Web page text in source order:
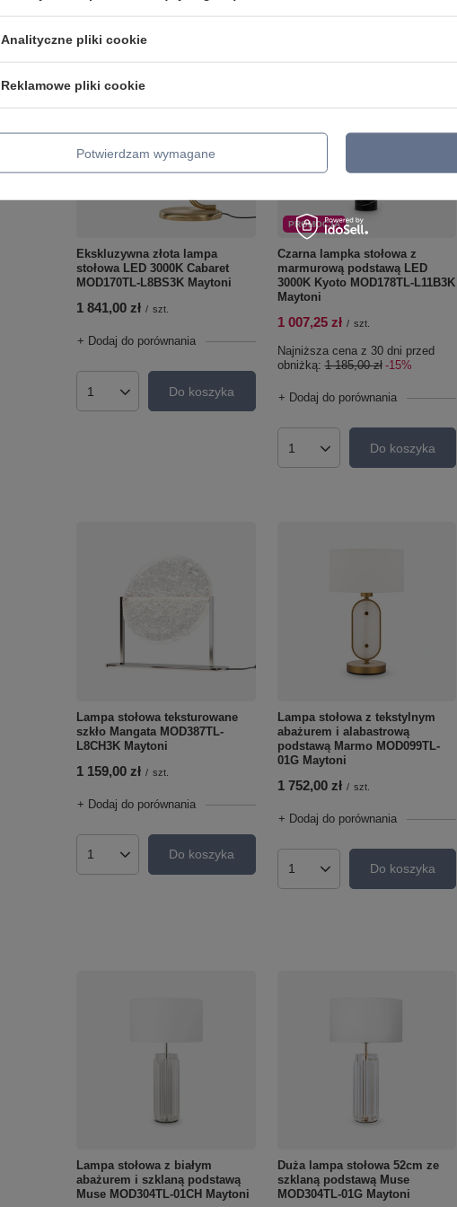
Ekskluzywna złota lampa
stołowa LED 3000K Cabaret
MOD170TL-L8BS3K Maytoni
1 841,00 zł / szt.
+ Dodaj do porównania
Ilość produktówDo koszyka
PROMOCJA
Czarna lampka stołowa z
marmurową podstawą LED
3000K Kyoto MOD178TL-L11B3K
Maytoni
1 007,25 zł / szt.
Najniższa cena z 30 dni przed
obniżką:1 185,00 zł -15%
+ Dodaj do porównania
Ilość produktówDo koszyka
Lampa stołowa teksturowane
szkło Mangata MOD387TL-
L8CH3K Maytoni
1 159,00 zł / szt.
+ Dodaj do porównania
Ilość produktówDo koszyka
Lampa stołowa z tekstylnym
abażurem i alabastrową
podstawą Marmo MOD099TL-
01G Maytoni
1 752,00 zł / szt.
+ Dodaj do porównania
Ilość produktówDo koszyka
Lampa stołowa z białym
abażurem i szklaną podstawą
Muse MOD304TL-01CH Maytoni
Duża lampa stołowa 52cm ze
szklaną podstawą Muse
MOD304TL-01G Maytoni
Analityczne pliki cookie
Reklamowe pliki cookie
Potwierdzam wymagane